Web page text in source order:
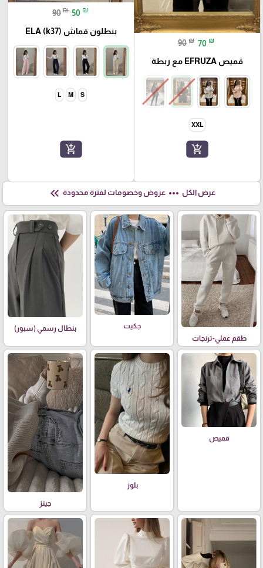
90 ₪ 70 ₪
قميص EFRUZA مع ربطة
XXL
add_shopping_cart
90 ₪ 50 ₪
بنطلون قماش ELA (k37)
S
M
L
add_shopping_cart
عرض الكل more_horiz عروض وخصومات لفترة محدودة keyboard_double_arrow_left
طقم عملي-ترنجات
جكيت بنطال رسمي (سبور)
قميص
بلوز
جينز